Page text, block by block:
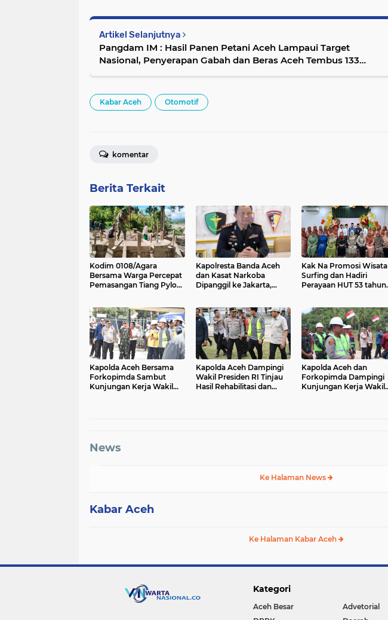
Artikel Selanjutnya
Pangdam IM : Hasil Panen Petani Aceh Lampaui Target
Nasional, Penyerapan Gabah dan Beras Aceh Tembus 133
Kabar Aceh Otomotif
komentar
Berita Terkait
Kodim 0108/Agara
Bersama Warga Percepat
Pemasangan Tiang Pylon
Tenggara
Kapolresta Banda Aceh
dan Kasat Narkoba
Dipanggil ke Jakarta,
Kak Na Promosi Wisata
Surfing dan Hadiri
Perayaan HUT 53 tahun
Kapolda Aceh Bersama
Forkopimda Sambut
Kunjungan Kerja Wakil
Kapolda Aceh Dampingi
Wakil Presiden RI Tinjau
Hasil Rehabilitasi dan
Kapolda Aceh dan
Forkopimda Dampingi
Kunjungan Kerja Wakil
News
Ke Halaman News
Kabar Aceh
Ke Halaman Kabar Aceh
Kategori
Aceh Besar Advetorial